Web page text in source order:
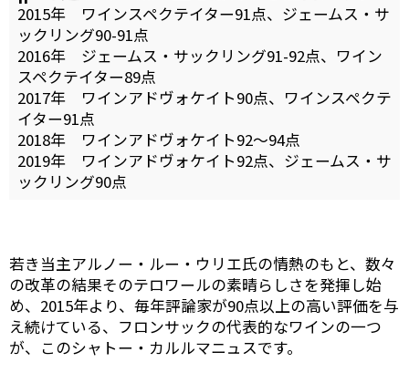
2015年 ワインスペクテイター91点、ジェームス・サ
ックリング90-91点
2016年 ジェームス・サックリング91-92点、ワイン
スペクテイター89点
2017年 ワインアドヴォケイト90点、ワインスペクテ
イター91点
2018年 ワインアドヴォケイト92～94点
2019年 ワインアドヴォケイト92点、ジェームス・サ
ックリング90点
若き当主アルノー・ルー・ウリエ氏の情熱のもと、数々
の改革の結果そのテロワールの素晴らしさを発揮し始
め、2015年より、毎年評論家が90点以上の高い評価を与
え続けている、フロンサックの代表的なワインの一つ
が、このシャトー・カルルマニュスです。